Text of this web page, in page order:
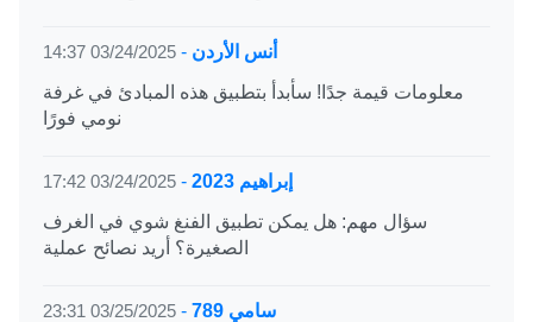
أنس الأردن -
03/24/2025 14:37
معلومات قيمة جدًا! سأبدأ بتطبيق هذه المبادئ في غرفة
نومي فورًا
إبراهيم 2023 -
03/24/2025 17:42
سؤال مهم: هل يمكن تطبيق الفنغ شوي في الغرف
الصغيرة؟ أريد نصائح عملية
سامي 789 -
03/25/2025 23:31